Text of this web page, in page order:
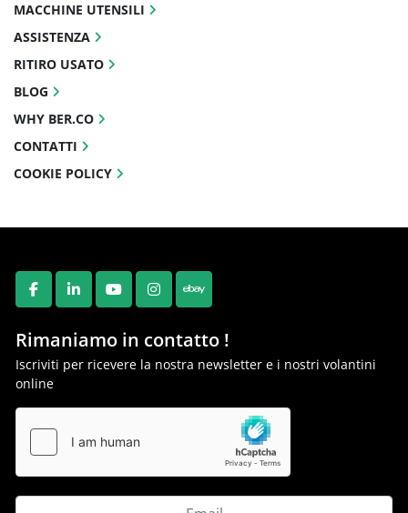
FACEBOOK
LINKEDINYOUTUBEINSTAGRAM
EBAY
Rimaniamo in contatto !
Iscriviti per ricevere la nostra newsletter e i nostri volantini
online
MACCHINE UTENSILI
ASSISTENZA
RITIRO USATO
BLOG
WHY BER.CO
CONTATTI
COOKIE POLICY